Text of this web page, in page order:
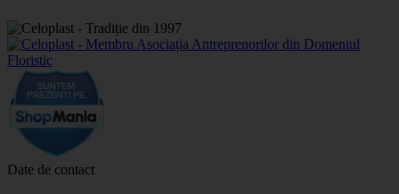
Date de contact